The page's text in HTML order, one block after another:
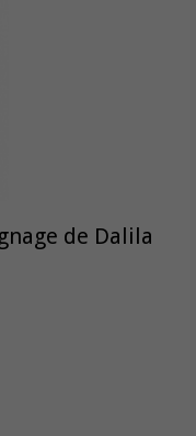
de Dalila